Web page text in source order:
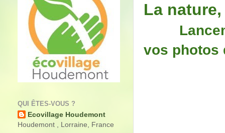
La
vos photos
QUI ÊTES-VOUS ?
Ecovillage Houdemont
Houdemont , Lorraine, France